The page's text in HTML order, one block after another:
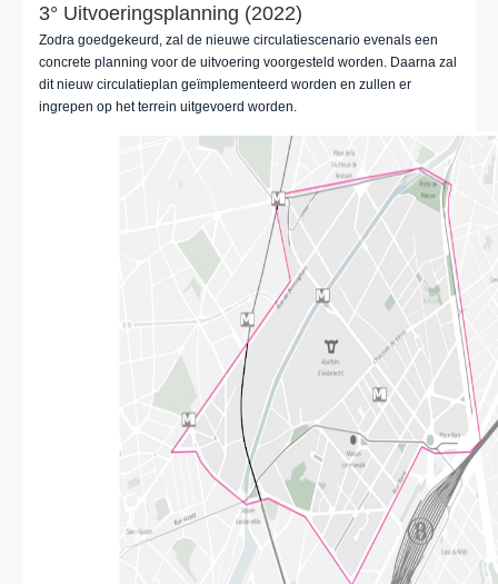
3° Uitvoeringsplanning (2022)
Zodra goedgekeurd, zal de nieuwe circulatiescenario evenals een
concrete planning voor de uitvoering voorgesteld worden. Daarna zal
dit nieuw circulatieplan geïmplementeerd worden en zullen er
ingrepen op het terrein uitgevoerd worden.